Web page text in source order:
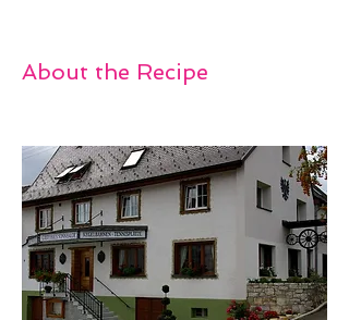
About the Recipe